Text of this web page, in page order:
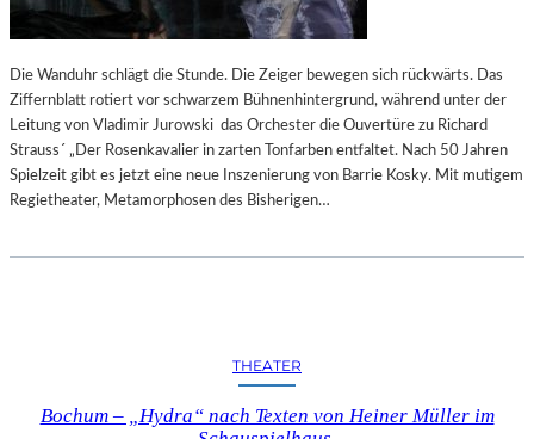
Die Wanduhr schlägt die Stunde. Die Zeiger bewegen sich rückwärts. Das
Ziffernblatt rotiert vor schwarzem Bühnenhintergrund, während unter der
Leitung von Vladimir Jurowski das Orchester die Ouvertüre zu Richard
Strauss´ „Der Rosenkavalier in zarten Tonfarben entfaltet. Nach 50 Jahren
Spielzeit gibt es jetzt eine neue Inszenierung von Barrie Kosky. Mit mutigem
Regietheater, Metamorphosen des Bisherigen…
THEATER
Bochum – „Hydra“ nach Texten von Heiner Müller im